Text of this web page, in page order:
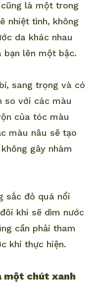
cũng là một trong
nhiệt tình, không
da khác nhau
bạn lên một bậc.
sang trọng và có
so với các màu
của tóc màu
màu nâu sẽ tạo
gây nhàm
sắc đỏ quá nổi
khi sẽ dìm nước
cần phải tham
khi thực hiện.
một chút xanh